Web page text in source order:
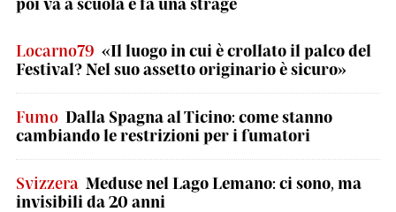
Locarno79 «Il luogo in cui è crollato il palco del
Festival? Nel suo assetto originario è sicuro»
Fumo Dalla Spagna al Ticino: come stanno
cambiando le restrizioni per i fumatori
Svizzera Meduse nel Lago Lemano: ci sono, ma
invisibili da 20 anni